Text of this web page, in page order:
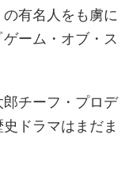
有名人をも虜に
ーム・オブ・ス
チーフ・プロデ
ドラマはまだま